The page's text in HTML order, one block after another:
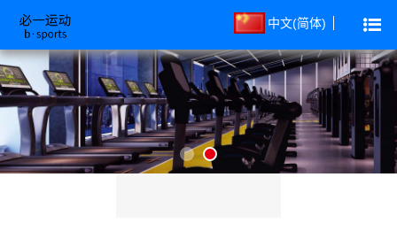
中文(简体)